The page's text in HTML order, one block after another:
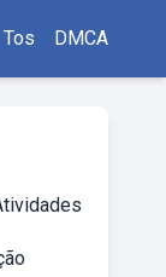
Tos DMCA